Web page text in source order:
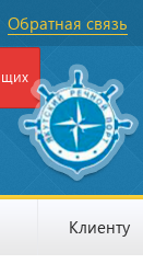
Обратная связь
Клиенту